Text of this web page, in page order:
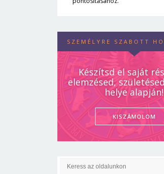
SZEMÉLYRE SZABOTT
Készítsd el saját
elemzésed,
helye alapján!
KISZÁMOLOM